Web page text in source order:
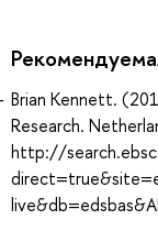
Brian Kennett.
Research.
http://